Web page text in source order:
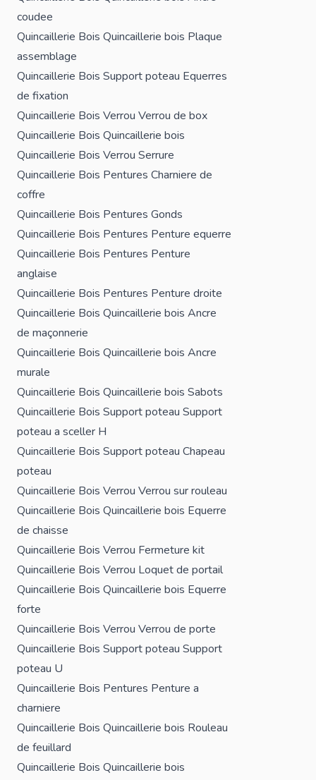
coudee
Quincaillerie Bois Quincaillerie bois Plaque
assemblage
Quincaillerie Bois Support poteau Equerres
de fixation
Quincaillerie Bois Verrou Verrou de box
Quincaillerie Bois Quincaillerie bois
Quincaillerie Bois Verrou Serrure
Quincaillerie Bois Pentures Charniere de
coffre
Quincaillerie Bois Pentures Gonds
Quincaillerie Bois Pentures Penture equerre
Quincaillerie Bois Pentures Penture
anglaise
Quincaillerie Bois Pentures Penture droite
Quincaillerie Bois Quincaillerie bois Ancre
de maçonnerie
Quincaillerie Bois Quincaillerie bois Ancre
murale
Quincaillerie Bois Quincaillerie bois Sabots
Quincaillerie Bois Support poteau Support
poteau a sceller H
Quincaillerie Bois Support poteau Chapeau
poteau
Quincaillerie Bois Verrou Verrou sur rouleau
Quincaillerie Bois Quincaillerie bois Equerre
de chaisse
Quincaillerie Bois Verrou Fermeture kit
Quincaillerie Bois Verrou Loquet de portail
Quincaillerie Bois Quincaillerie bois Equerre
forte
Quincaillerie Bois Verrou Verrou de porte
Quincaillerie Bois Support poteau Support
poteau U
Quincaillerie Bois Pentures Penture a
charniere
Quincaillerie Bois Quincaillerie bois Rouleau
de feuillard
Quincaillerie Bois Quincaillerie bois